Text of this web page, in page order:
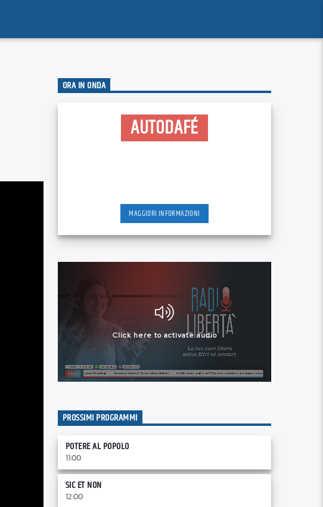
ORA IN ONDA
AUTODAFÉ
MAGGIORI INFORMAZIONI
PROSSIMI PROGRAMMI
POTERE AL POPOLO
11:00
SIC ET NON
12:00